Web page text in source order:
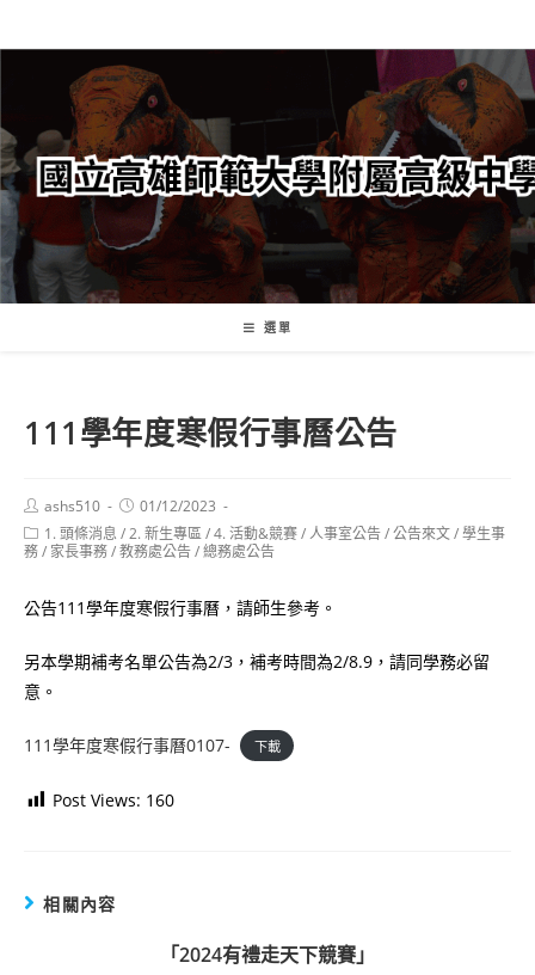
轉
要
內
容
選單
111學年度寒假行事曆公告
Post
author:
ashs510
Post
published:
01/12/2023
Post
category:
1. 頭條消息 /2. 新生專區/4. 活動&競賽/人事室公告/公告來文/學生事
務/ 家長事務/教務處公告/總務處公告
公告111學年度寒假行事曆，請師生參考。
另本學期補考名單公告為2/3，補考時間為2/8.9，請同學務必留
意。
111學年度寒假行事曆0107- 下載
Post Views: 160
相關內容
「2024有禮走天下競賽」